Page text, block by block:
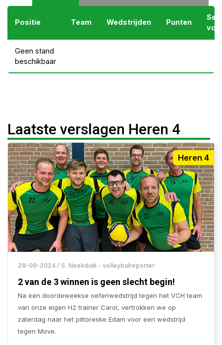
Positie Team Wedstrijden Punten
Geen stand
beschikbaar
Laatste verslagen Heren 4
Heren 4
28-09-2024 / S. Noekduik - volleybalreporter
2 van de 3 winnen is geen slecht begin!
Na een doordeweekse oefenwedstrijd tegen het VCH team
van onze eigen H2 trainer Carol, vertrokken we op
zaterdag naar het pittoreske Edam voor een wedstrijd
tegen Move.